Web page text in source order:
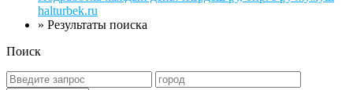
halturbek.ru
» Результаты поиска
Поиск